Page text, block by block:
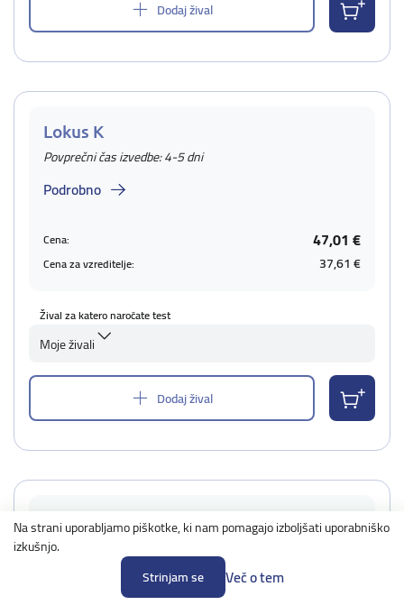
Na strani uporabljamo piškotke, ki nam pomagajo izboljšati uporabniško
izkušnjo.
Strinjam se
Več o tem
Dodaj žival
Lokus K
Povprečni čas izvedbe: 4-5 dni
Podrobno
Cena: 47,01 €
Cena za vzreditelje: 37,61 €
Žival za katero naročate test
Moje živali
Dodaj žival
Lokus M (Merle)
Povprečni čas izvedbe: 4-5 dni
Priporočamo vzorec krvi